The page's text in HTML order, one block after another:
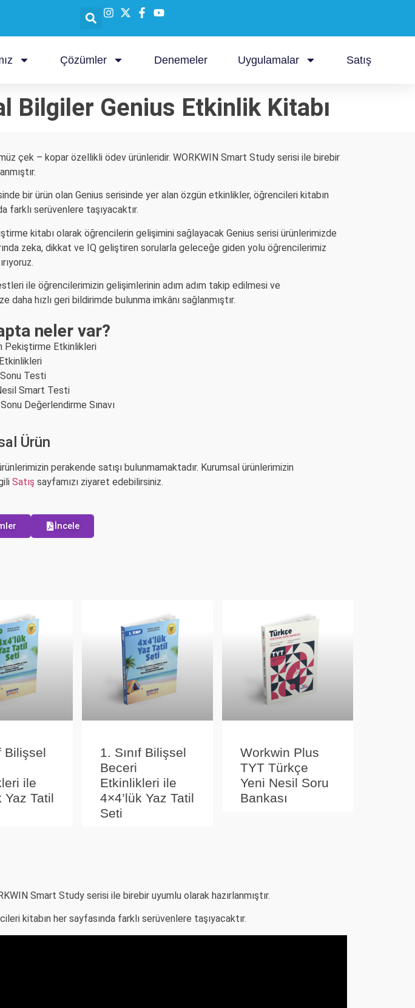
Çözümler Denemeler Uygulamalar Satış
Bilgiler Genius Etkinlik Kitabı
çek – kopar özellikli ödev ürünleridir. WORKWIN Smart Study serisi ile birebir
bir ürün olan Genius serisinde yer alan özgün etkinlikler, öğrencileri kitabın
farklı serüvenlere taşıyacaktır.
kitabı olarak öğrencilerin gelişimini sağlayacak Genius serisi ürünlerimizde
zeka, dikkat ve IQ geliştiren sorularla geleceğe giden yolu öğrencilerimiz
ile öğrencilerimizin gelişimlerinin adım adım takip edilmesi ve
daha hızlı geri bildirimde bulunma imkânı sağlanmıştır.
neler var?
Pekiştirme Etkinlikleri
Testi
Smart Testi
Değerlendirme Sınavı
Ürün
perakende satışı bulunmamaktadır. Kurumsal ürünlerimizin
Satış sayfamızı ziyaret edebilirsiniz.
İncele
Bilişsel
ile
Yaz Tatil
1. Sınıf Bilişsel
Beceri
Etkinlikleri ile
4×4’lük Yaz Tatil
Seti
Workwin Plus
TYT Türkçe
Yeni Nesil Soru
Bankası
Smart Study serisi ile birebir uyumlu olarak hazırlanmıştır.
kitabın her sayfasında farklı serüvenlere taşıyacaktır.